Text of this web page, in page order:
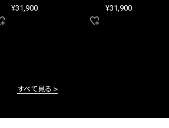
¥31,900 ¥31,900
すべて見る